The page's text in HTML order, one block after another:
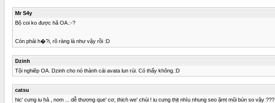
Mr S4y
Bộ coi ko được hã OA.:-?
Còn phải h�?i, rõ ràng là như vậy rồi :D
Dzinh
Tội nghiêp OA. Dzinh cho nó thành cái avata lun rùi. Có thấy không.:D
catsu
hic' cưng iu hả , nom ... dễ thương que' cơ, thich we' chùi ! iu cưng thịt nhìu nhung seo ặmt mũi bùn so vậy ???